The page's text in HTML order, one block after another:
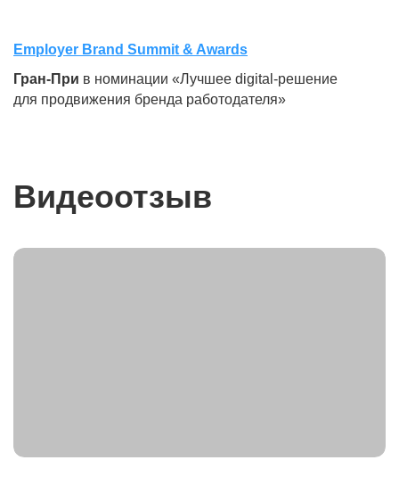
Employer Brand Summit & Awards
Гран-При в номинации «Лучшее digital-решение
для продвижения бренда работодателя»
Видеоотзыв